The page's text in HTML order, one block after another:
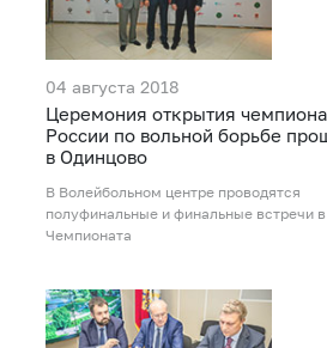
04 августа 2018
Церемония открытия
России по вольной борьбе
в Одинцово
В Волейбольном центре проводятся
полуфинальные и финальные встречи
Чемпионата